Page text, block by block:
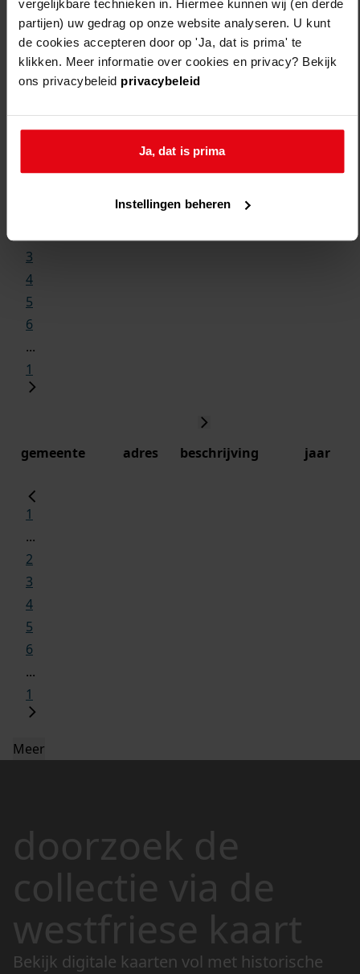
vergelijkbare technieken in. Hiermee kunnen wij (en derde
partijen) uw gedrag op onze website analyseren. U kunt
de cookies accepteren door op 'Ja, dat is prima' te
klikken. Meer informatie over cookies en privacy? Bekijk
ons privacybeleid privacybeleid
Ja, dat is prima
Instellingen beheren
3
4
5
6
...
1
gemeente adres beschrijving jaar
1
...
2
3
4
5
6
...
1
Meer
doorzoek de
collectie via de
westfriese kaart
Bekijk digitale kaarten vol met historische